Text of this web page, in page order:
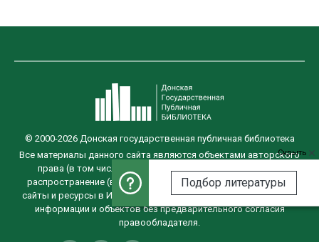
Скрыть
Подбор литературы
© 2000-2026 Донская государственная публичная библиотека
Все материалы данного сайта являются объектами авторского
права (в том числе дизайн). Запрещается копирование,
распространение (в том числе путём копирования на другие
сайты и ресурсы в Интернете) или любое иное использование
информации и объектов без предварительного согласия
правообладателя.